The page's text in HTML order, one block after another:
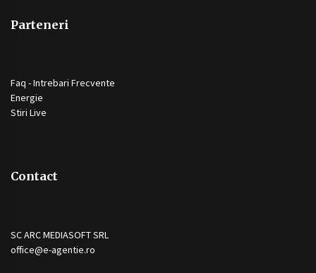
Parteneri
Faq - Intrebari Frecvente
Energie
Stiri Live
Contact
SC ARC MEDIASOFT SRL
office@e-agentie.ro